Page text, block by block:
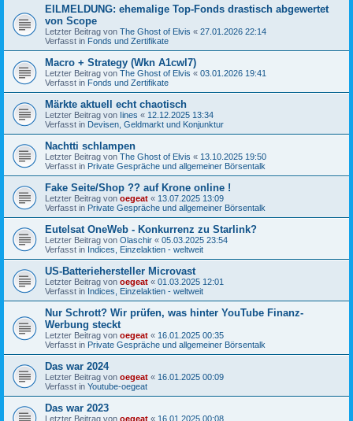
EILMELDUNG: ehemalige Top-Fonds drastisch abgewertet
von Scope
Letzter Beitrag von The Ghost of Elvis « 27.01.2026 22:14
Verfasst in Fonds und Zertifikate
Macro + Strategy (Wkn A1cwl7)
Letzter Beitrag von The Ghost of Elvis « 03.01.2026 19:41
Verfasst in Fonds und Zertifikate
Märkte aktuell echt chaotisch
Letzter Beitrag von Iines « 12.12.2025 13:34
Verfasst in Devisen, Geldmarkt und Konjunktur
Nachtti schlampen
Letzter Beitrag von The Ghost of Elvis « 13.10.2025 19:50
Verfasst in Private Gespräche und allgemeiner Börsentalk
Fake Seite/Shop ?? auf Krone online !
Letzter Beitrag von oegeat « 13.07.2025 13:09
Verfasst in Private Gespräche und allgemeiner Börsentalk
Eutelsat OneWeb - Konkurrenz zu Starlink?
Letzter Beitrag von Olaschir « 05.03.2025 23:54
Verfasst in Indices, Einzelaktien - weltweit
US-Batteriehersteller Microvast
Letzter Beitrag von oegeat « 01.03.2025 12:01
Verfasst in Indices, Einzelaktien - weltweit
Nur Schrott? Wir prüfen, was hinter YouTube Finanz-
Werbung steckt
Letzter Beitrag von oegeat « 16.01.2025 00:35
Verfasst in Private Gespräche und allgemeiner Börsentalk
Das war 2024
Letzter Beitrag von oegeat « 16.01.2025 00:09
Verfasst in Youtube-oegeat
Das war 2023
Letzter Beitrag von oegeat « 16.01.2025 00:08